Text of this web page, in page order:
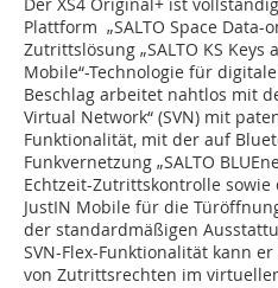
Der XS4 Original+ ist
Plattform „SALTO Space Data-
Zutrittslösung „SALTO KS Keys
Mobile“-Technologie für
Beschlag arbeitet nahtlos mit
Virtual Network“ (SVN) mit
Funktionalität, mit der auf
Funkvernetzung „SALTO
Echtzeit-Zutrittskontrolle
JustIN Mobile für die
der standardmäßigen
SVN-Flex-Funktionalität kann
von Zutrittsrechten im